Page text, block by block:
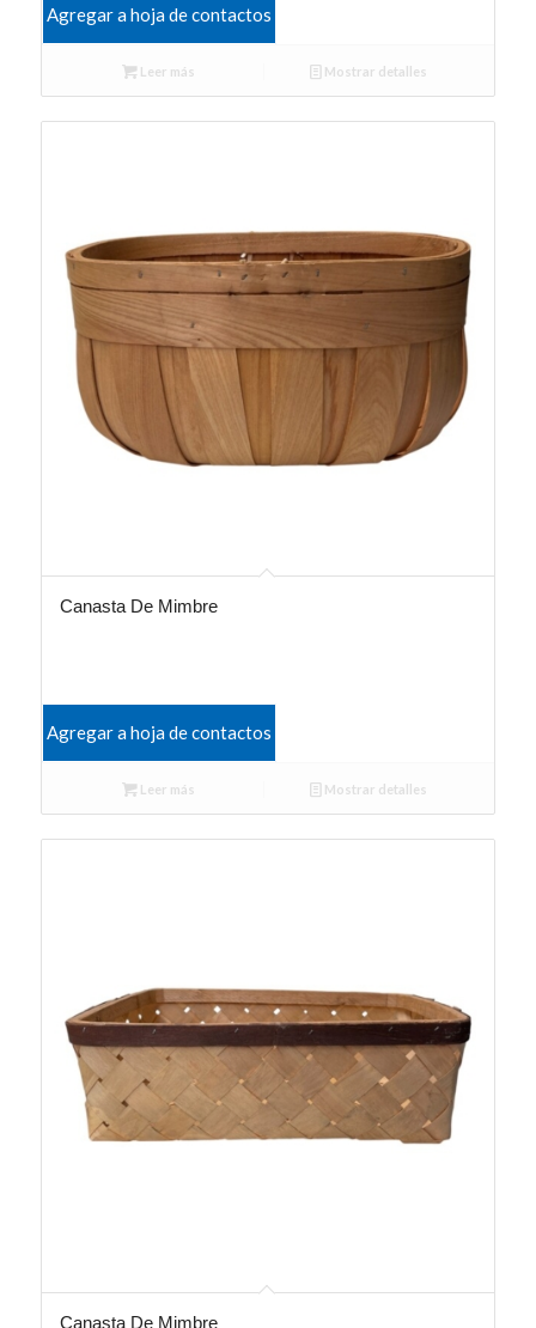
Agregar a hoja de contactos
Leer más Mostrar detalles
Canasta De Mimbre
Agregar a hoja de contactos
Leer más Mostrar detalles
Canasta De Mimbre